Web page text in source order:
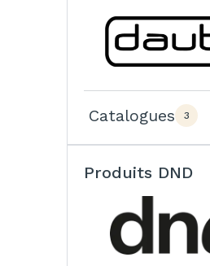
Catalogues 3
Produits DND